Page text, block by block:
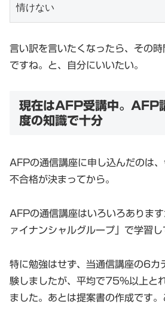
情けない
言い訳を言いたくなったら、その
ですね。と、自分にいいたい。
現在はAFP受講中。AFP
度の知識で十分
AFPの通信講座に申し込んだのは
不合格が決まってから。
AFPの通信講座はいろいろありま
ァイナンシャルグループ」で学習し
特に勉強はせず、当通信講座の6カ
験しましたが、平均で75%以上と
ました。あとは提案書の作成です